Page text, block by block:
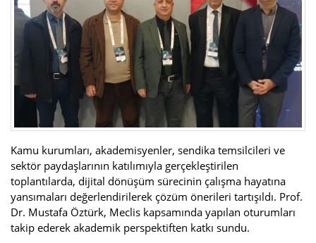
Kamu kurumları, akademisyenler, sendika temsilcileri ve
sektör paydaşlarının katılımıyla gerçekleştirilen
toplantılarda, dijital dönüşüm sürecinin çalışma hayatına
yansımaları değerlendirilerek çözüm önerileri tartışıldı. Prof.
Dr. Mustafa Öztürk, Meclis kapsamında yapılan oturumları
takip ederek akademik perspektiften katkı sundu.